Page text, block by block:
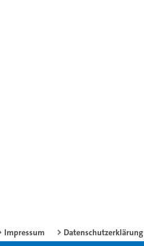
Impressum Datenschutzerklärung